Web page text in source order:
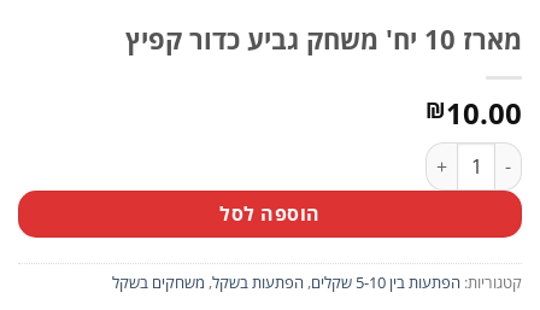
מארז 10 יח' משחק גביע כדור קפיץ
₪10.00
כמות של מארז 10 יח' משחק גביע כדור קפיץ
הוספה לסל
קטגוריות: הפתעות בין 5-10 שקלים , הפתעות בשקל, משחקים בשקל